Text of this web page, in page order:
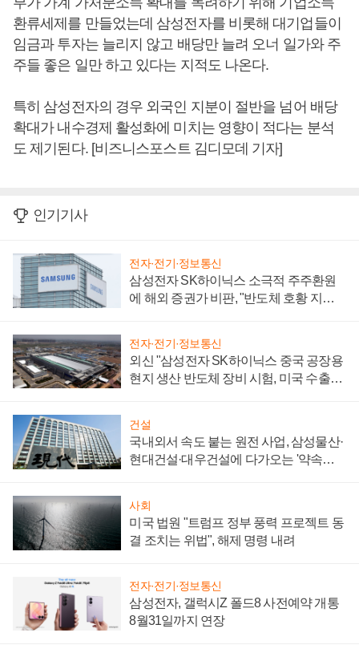
환류세제를 만들었는데 삼성전자를 비롯해 대기업들이
임금과 투자는 늘리지 않고 배당만 늘려 오너 일가와 주
주들 좋은 일만 하고 있다는 지적도 나온다.
특히 삼성전자의 경우 외국인 지분이 절반을 넘어 배당
확대가 내수경제 활성화에 미치는 영향이 적다는 분석
도 제기된다. [비즈니스포스트 김디모데 기자]
인기기사
전자·전기·정보통신
삼성전자 SK하이닉스 소극적 주주환원
에 해외 증권가 비판, "반도체 호황 지속
전자·전기·정보통신
외신 "삼성전자 SK하이닉스 중국 공장용
현지 생산 반도체 장비 시험, 미국 수출통
건설
국내외서 속도 붙는 원전 사업, 삼성물산·
현대건설·대우건설에 다가오는 '약속의
사회
미국 법원 "트럼프 정부 풍력 프로젝트 동
결 조치는 위법", 해제 명령 내려
전자·전기·정보통신
삼성전자, 갤럭시Z 폴드8 사전예약 개통
8월31일까지 연장